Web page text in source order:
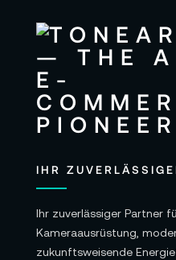
IHR
Ihr zuverlässiger Partner
Kameraausrüstung,
zukunftsweisende